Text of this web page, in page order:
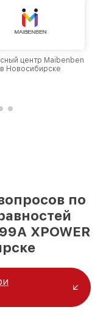
центр Maibenben
в Новосибирске
по
XPOWER